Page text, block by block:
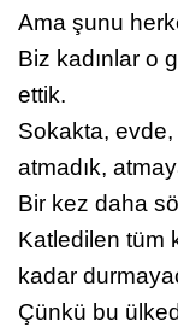
Ama şunu
Biz kadınlar o
ettik.
Sokakta, evde,
atmadık,
Bir kez daha
Katledilen tüm
kadar
Çünkü bu